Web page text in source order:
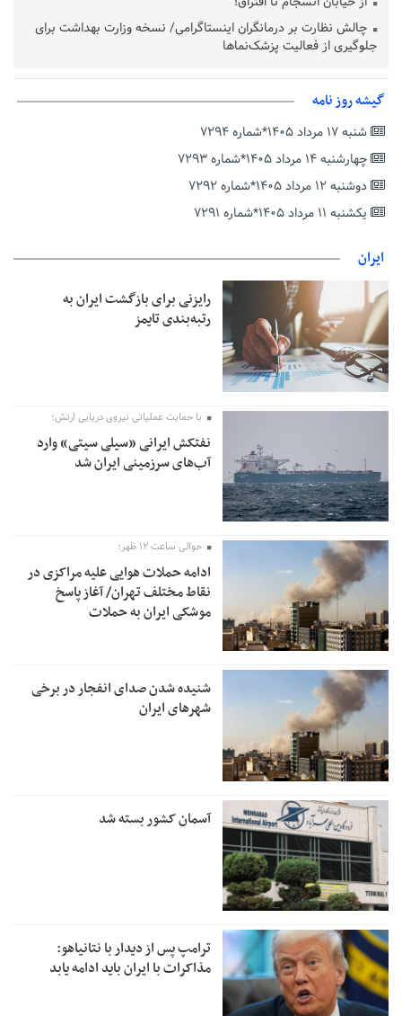
چالش نظارت بر درمانگران اینستاگرامی/ نسخه وزارت بهداشت برای
جلوگیری از فعالیت پزشک‌نماها
پشتیبانی از زنجیره ارزش بادام زمینی در اولویت سیاست‌های
بخش دوم گفت‌وگوی پزشکیان با مردم امشب پخش می‌شود
جزئیات فعال‌سازی «کیف پول ایران» اعلام شد
حمایت از مرزنشینان نباید به زیان تولید باشد/مواد اولیه با کولبری
وارد شود
امیر اکرمی‌نیا: ارتش کاملاً آماده است
گیشه روز نامه
شنبه ۱۷ مرداد ۱۴۰۵*شماره ۷۲۹۴
چهارشنبه ۱۴ مرداد ۱۴۰۵*شماره ۷۲۹۳
دوشنبه ۱۲ مرداد ۱۴۰۵*شماره ۷۲۹۲
یکشنبه ۱۱ مرداد ۱۴۰۵*شماره ۷۲۹۱
ایران
رایزنی برای بازگشت ایران به
رتبه‌بندی تایمز
با حمایت عملیاتی نیروی دریایی ارتش؛
نفتکش ایرانی «سیلی سیتی» وارد
آب‌های سرزمینی ایران شد
حوالی ساعت ۱۲ ظهر؛
ادامه حملات هوایی علیه مراکزی در
نقاط مختلف تهران/ آغاز پاسخ
موشکی ایران به حملات
شنیده شدن صدای انفجار در برخی
شهرهای ایران
آسمان کشور بسته شد
ترامپ پس از دیدار با نتانیاهو:
مذاکرات با ایران باید ادامه یابد